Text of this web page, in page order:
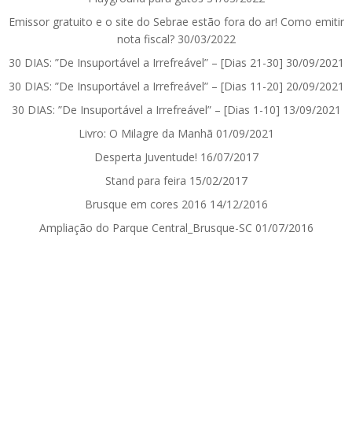
Emissor gratuito e o site do Sebrae estão fora do ar! Como emitir
nota fiscal? 30/03/2022
30 DIAS: ”De Insuportável a Irrefreável” – [Dias 21-30] 30/09/2021
30 DIAS: ”De Insuportável a Irrefreável” – [Dias 11-20] 20/09/2021
30 DIAS: ”De Insuportável a Irrefreável” – [Dias 1-10] 13/09/2021
Livro: O Milagre da Manhã 01/09/2021
Desperta Juventude! 16/07/2017
Stand para feira 15/02/2017
Brusque em cores 2016 14/12/2016
Ampliação do Parque Central_Brusque-SC 01/07/2016